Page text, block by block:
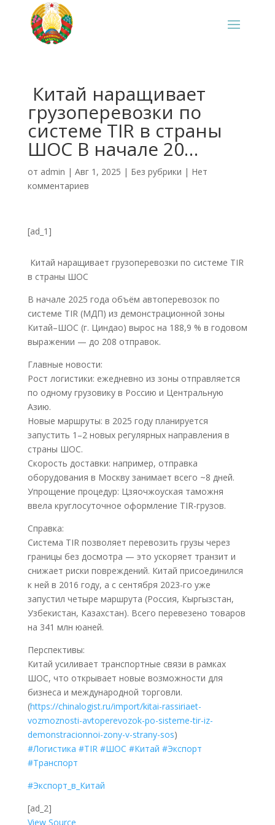
‍ Китай наращивает
грузоперевозки по
системе TIR в страны
ШОС В начале 20…
от admin | Авг 1, 2025 | Без рубрики | Нет
комментариев
[ad_1]
Китай наращивает грузоперевозки по системе TIR
в страны ШОС
В начале 2025 года объём автоперевозок по
системе TIR (МДП) из демонстрационной зоны
Китай–ШОС (г. Циндао) вырос на 188,9 % в годовом
выражении — до 208 отправок.
Главные новости:
Рост логистики: ежедневно из зоны отправляется
по одному грузовику в Россию и Центральную
Азию.
Новые маршруты: в 2025 году планируется
запустить 1–2 новых регулярных направления в
страны ШОС.
Скорость доставки: например, отправка
оборудования в Москву занимает всего ~8 дней.
Упрощение процедур: Цзяочжоуская таможня
ввела круглосуточное оформление TIR-грузов.
Справка:
Система TIR позволяет перевозить грузы через
границы без досмотра — это ускоряет транзит и
снижает риски повреждений. Китай присоединился
к ней в 2016 году, а с сентября 2023-го уже
запустил четыре маршрута (Россия, Кыргызстан,
Узбекистан, Казахстан). Всего перевезено товаров
на 341 млн юаней.
Перспективы:
Китай усиливает транспортные связи в рамках
ШОС, что открывает новые возможности для
бизнеса и международной торговли.
(https://chinalogist.ru/import/kitai-rassiriaet-
vozmoznosti-avtoperevozok-po-sisteme-tir-iz-
demonstracionnoi-zony-v-strany-sos)
#Логистика #TIR #ШОС #Китай #Экспорт
#Транспорт
#Экспорт_в_Китай
[ad_2]
View Source